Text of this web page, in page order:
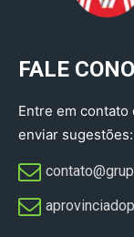
FALE
Entre em contato
enviar sugestões: